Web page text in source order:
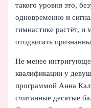
такого уровня это,
одновременно и
гимнастике растёт,
отодвигать
Не менее
квалификации у
программой Анна
считанные десятые